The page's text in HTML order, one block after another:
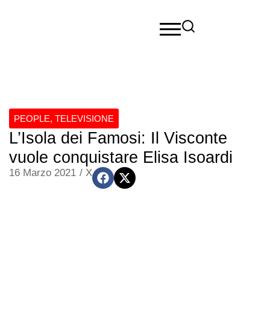
PEOPLE, TELEVISIONE
L’Isola dei Famosi: Il Visconte
vuole conquistare Elisa Isoardi
16 Marzo 2021 / X